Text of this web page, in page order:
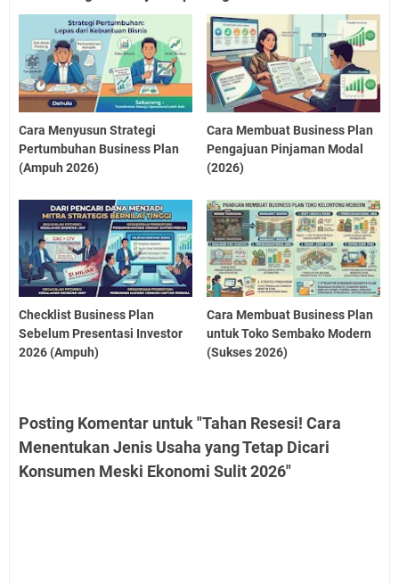
Cara Menyusun Strategi
Pertumbuhan Business Plan
(Ampuh 2026)
Cara Membuat Business Plan
Pengajuan Pinjaman Modal
(2026)
Checklist Business Plan
Sebelum Presentasi Investor
2026 (Ampuh)
Cara Membuat Business Plan
untuk Toko Sembako Modern
(Sukses 2026)
Posting Komentar untuk "Tahan Resesi! Cara
Menentukan Jenis Usaha yang Tetap Dicari
Konsumen Meski Ekonomi Sulit 2026"